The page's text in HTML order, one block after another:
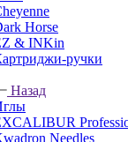
Horse
& INKin
ручки
Назад
Needles